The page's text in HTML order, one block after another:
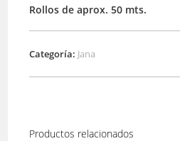
Rollos de aprox. 50 mts.
Categoría: Jana
Productos relacionados